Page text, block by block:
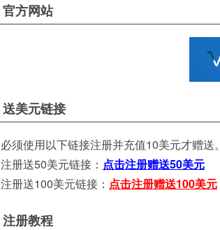
官方网站
送美元链接
必须使用以下链接注册并充值10美元才赠送。
注册送50美元链接： 点击注册赠送50美元
注册送100美元链接： 点击注册赠送100美元
注册教程